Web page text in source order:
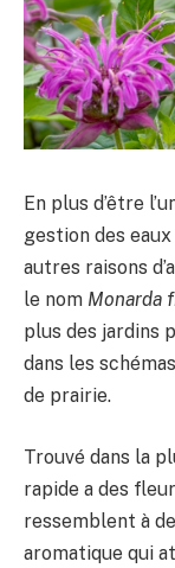
En plus d’être
gestion des
autres raisons
le nom Monarda
plus des jardins
dans les
de prairie.
Trouvé dans la
rapide a des
ressemblent à
aromatique qui